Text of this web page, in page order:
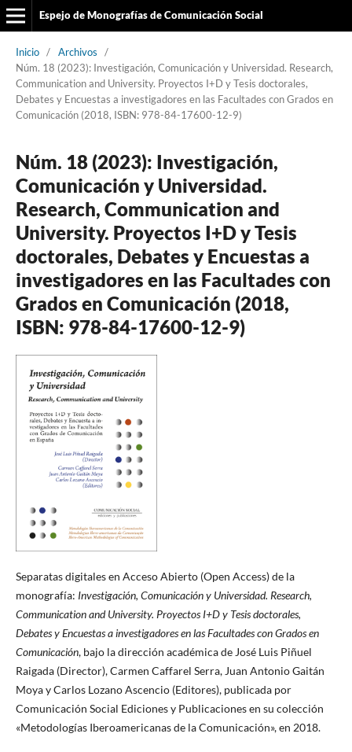
Espejo de Monografías de Comunicación Social
Inicio / Archivos
/
Núm. 18 (2023): Investigación, Comunicación y Universidad. Research,
Communication and University. Proyectos I+D y Tesis doctorales,
Debates y Encuestas a investigadores en las Facultades con Grados en
Comunicación (2018, ISBN: 978-84-17600-12-9)
Núm. 18 (2023): Investigación,
Comunicación y Universidad.
Research, Communication and
University. Proyectos I+D y Tesis
doctorales, Debates y Encuestas a
investigadores en las Facultades con
Grados en Comunicación (2018,
ISBN: 978-84-17600-12-9)
Separatas digitales en Acceso Abierto (Open Access) de la
monografía: Investigación, Comunicación y Universidad. Research,
Communication and University. Proyectos I+D y Tesis doctorales,
Debates y Encuestas a investigadores en las Facultades con Grados en
Comunicación, bajo la dirección académica de José Luis Piñuel
Raigada (Director), Carmen Caffarel Serra, Juan Antonio Gaitán
Moya y Carlos Lozano Ascencio (Editores), publicada por
Comunicación Social Ediciones y Publicaciones en su colección
«Metodologías Iberoamericanas de la Comunicación», en 2018.